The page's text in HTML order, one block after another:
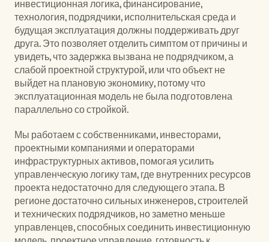
инвестиционная логика, финансирование,
технология, подрядчики, исполнительская среда и
будущая эксплуатация должны поддерживать друг
друга. Это позволяет отделить симптом от причины и
увидеть, что задержка вызвана не подрядчиком, а
слабой проектной структурой, или что объект не
выйдет на плановую экономику, потому что
эксплуатационная модель не была подготовлена
параллельно со стройкой.
Мы работаем с собственниками, инвесторами,
проектными компаниями и операторами
инфраструктурных активов, помогая усилить
управленческую логику там, где внутренних ресурсов
проекта недостаточно для следующего этапа. В
регионе достаточно сильных инженеров, строителей
и технических подрядчиков, но заметно меньше
управленцев, способных соединить инвестиционную